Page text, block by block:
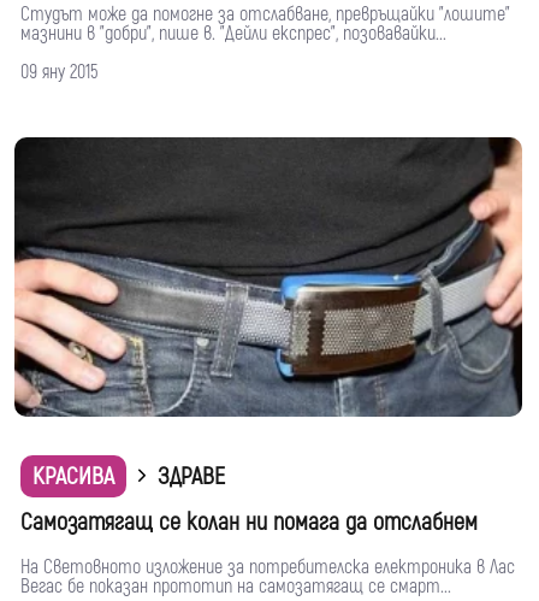
Студът може да помогне за отслабване, превръщайки "лошите"
мазнини в "добри", пише в. "Дейли експрес", позовавайки...
09 яну 2015
КРАСИВА
ЗДРАВЕ
Самозатягащ се колан ни помага да отслабнем
На Световното изложение за потребителска електроника в Лас
Вегас бе показан прототип на самозатягащ се смарт...